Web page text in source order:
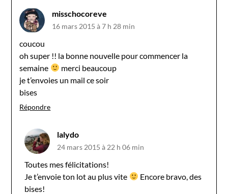
misschocoreve
16 mars 2015 à 7 h 28 min
coucou
oh super !! la bonne nouvelle pour commencer la
semaine
merci beaucoup
je t’envoies un mail ce soir
bises
Répondre
lalydo
24 mars 2015 à 22 h 06 min
Toutes mes félicitations!
Je t’envoie ton lot au plus vite
Encore bravo, des
bises!